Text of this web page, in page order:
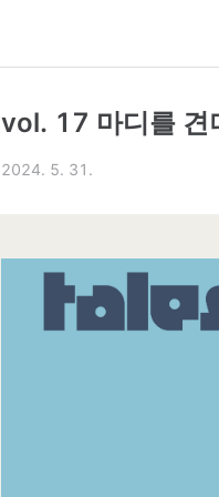
vol. 17 마디를 견
2024. 5. 31.